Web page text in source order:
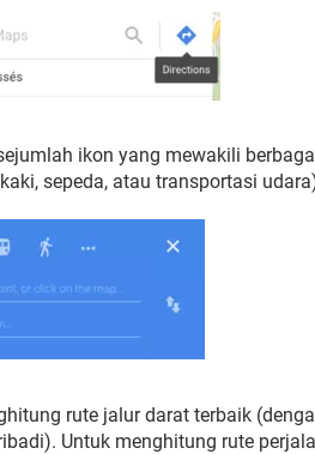
ikon yang mewakili
sepeda, atau transportasi
rute jalur darat terbaik
Untuk menghitung rute